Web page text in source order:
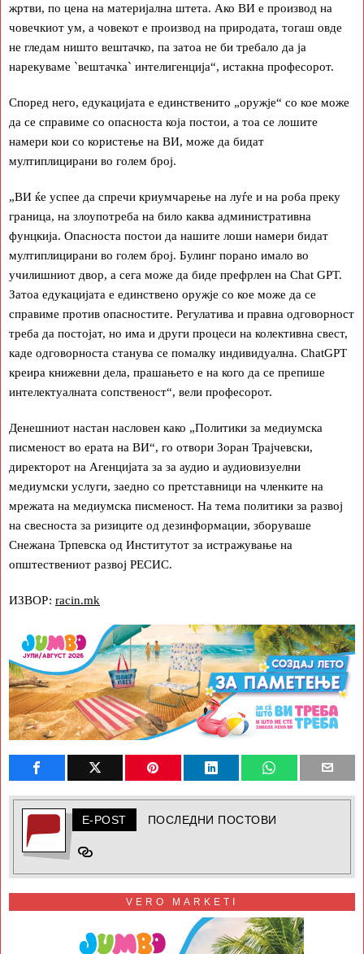
жртви, по цена на материјална штета. Ако ВИ е производ на
човечкиот ум, а човекот е производ на природата, тогаш овде
не гледам ништо вештачко, па затоа не би требало да ја
нарекуваме `вештачка` интелигенција“, истакна професорот.
Според него, едукацијата е единственито „оружје“ со кое може
да се справиме со опасноста која постои, а тоа се лошите
намери кои со користење на ВИ, може да бидат
мултиплицирани во голем број.
„ВИ ќе успее да спречи криумчарење на луѓе и на роба преку
граница, на злоупотреба на било каква административна
фунцкија. Опасноста постои да нашите лоши намери бидат
мултиплицирани во голем број. Булинг порано имало во
училишниот двор, а сега може да биде префрлен на Chat GPT.
Затоа едукацијата е единствено оружје со кое може да се
справиме против опасностите. Регулатива и правна одговорност
треба да постојат, но има и други процеси на колективна свест,
каде одговорноста станува се помалку индивидуална. ChatGPT
креира книжевни дела, прашањето е на кого да се препише
интелектуалната сопственост“, вели професорот.
Денешниот настан насловен како „Политики за медиумска
писменост во ерата на ВИ“, го отвори Зоран Трајчевски,
директорот на Агенцијата за за аудио и аудиовизуелни
медиумски услуги, заедно со претставници на членките на
мрежата на медиумска писменост. На тема политики за развој
на свесноста за ризиците од дезинформации, зборуваше
Снежана Трпевска од Институтот за истражување на
општествениот развој РЕСИС.
ИЗВОР: racin.mk
E-POST ПОСЛЕДНИ ПОСТОВИ
VERO MARKETI